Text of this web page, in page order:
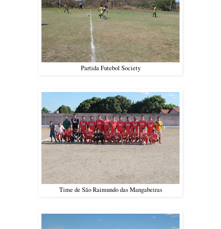
Partida Futebol Society
Time de São Raimundo das Mangabeiras